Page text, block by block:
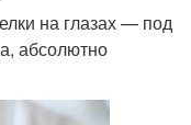
на глазах — под
абсолютно